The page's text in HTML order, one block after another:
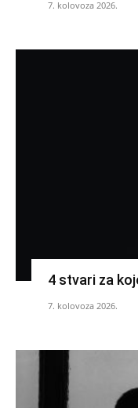
7. kolovoza 2026.
4 stvari za
7. kolovoza 2026.